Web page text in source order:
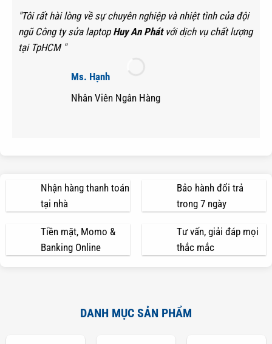
"Tôi rất hài lòng về sự chuyên nghiệp và nhiệt tình của đội
ngũ Công ty sửa laptop Huy An Phátvới dịch vụ chất lượng
tại TpHCM "
Ms. Hạnh
Nhân Viên Ngân Hàng
Nhận hàng thanh toán
tại nhà
Bảo hành đổi trả
trong 7 ngày
Tiền mặt, Momo &
Banking Online
Tư vấn, giải đáp mọi
thắc mắc
DANH MỤC SẢN PHẨM